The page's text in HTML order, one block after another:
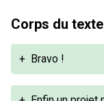
Corps du
+ Bravo !